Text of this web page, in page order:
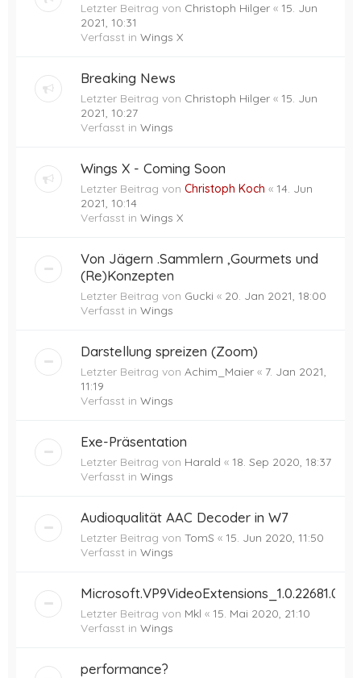
Letzter Beitrag von Christoph Hilger « 15. Jun
2021, 10:31
Verfasst in Wings X
Breaking News
Letzter Beitrag von Christoph Hilger « 15. Jun
2021, 10:27
Verfasst in Wings
Wings X - Coming Soon
Letzter Beitrag von Christoph Koch « 14. Jun
2021, 10:14
Verfasst in Wings X
Von Jägern .Sammlern ,Gourmets und
(Re)Konzepten
Letzter Beitrag von Gucki « 20. Jan 2021, 18:00
Verfasst in Wings
Darstellung spreizen (Zoom)
Letzter Beitrag von Achim_Maier « 7. Jan 2021,
11:19
Verfasst in Wings
Exe-Präsentation
Letzter Beitrag von Harald « 18. Sep 2020, 18:37
Verfasst in Wings
Audioqualität AAC Decoder in W7
Letzter Beitrag von TomS « 15. Jun 2020, 11:50
Verfasst in Wings
Letzter Beitrag von Mkl « 15. Mai 2020, 21:10
Verfasst in Wings
performance?